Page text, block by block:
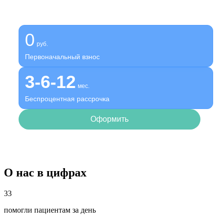
0 руб.
Первоначальный взнос
3-6-12 мес.
Беспроцентная рассрочка
Оформить
О нас в цифрах
33
помогли пациентам за день